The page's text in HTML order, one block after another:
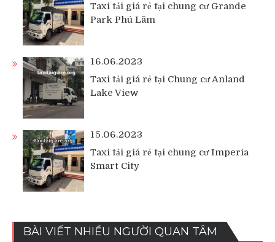
Taxi tải giá rẻ tại chung cư Grande
Park Phú Lãm
16.06.2023
Taxi tải giá rẻ tại Chung cư Anland
Lake View
15.06.2023
Taxi tải giá rẻ tại chung cư Imperia
Smart City
BÀI VIẾT NHIỀU NGƯỜI QUAN TÂM